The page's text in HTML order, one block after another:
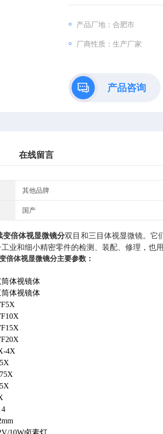
产品厂地：合肥市
厂商性质：生产厂家
产品咨询
在线留言
其他品牌
国产
倍体视显微镜分双目和三目体视显微镜。它
业和细小精密零件的检测、装配、修理，也
倍体视显微镜分主要参数：
筒体视镜体
筒体视镜体
4X
4
10W卤素灯